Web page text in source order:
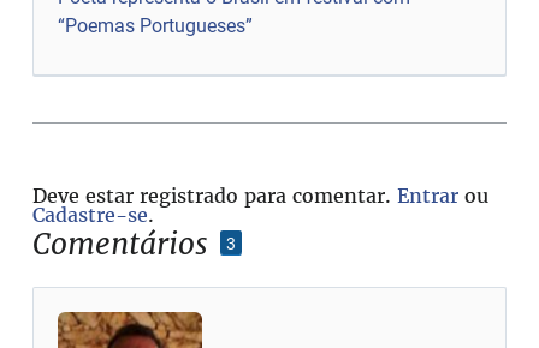
“Poemas Portugueses”
Comentários 3
Deve estar registrado para comentar.Entrar ou
Cadastre-se.